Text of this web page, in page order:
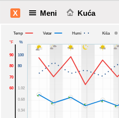
X Meni Kuća